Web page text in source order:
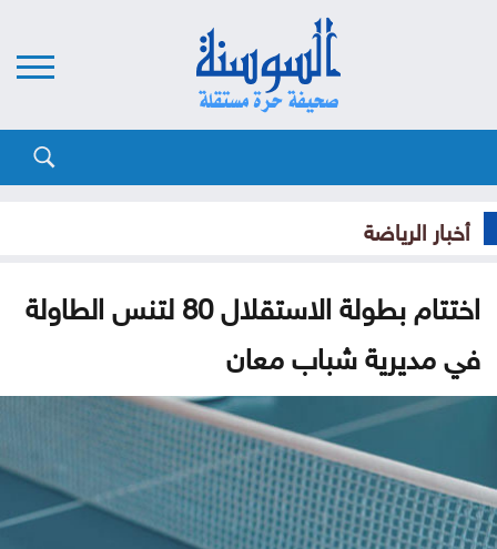
أخبار الرياضة
اختتام بطولة الاستقلال 80 لتنس الطاولة
في مديرية شباب معان